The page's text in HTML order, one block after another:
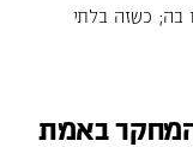
בה; כשזה בלתי
באמת